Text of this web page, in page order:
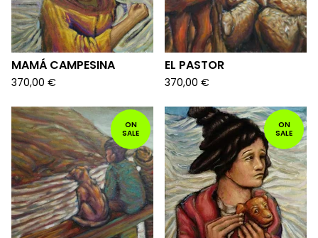
MAMÁ CAMPESINA
370,00 €
EL PASTOR
370,00 €
ON
SALE
ON
SALE